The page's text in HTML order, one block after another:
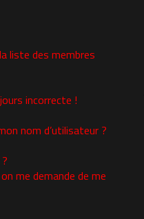
liste des membres
incorrecte !
nom d’utilisateur ?
me demande de me